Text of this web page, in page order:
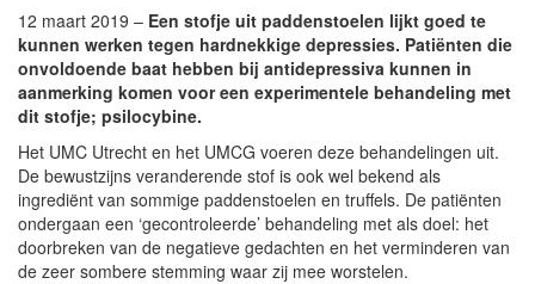
12 maart 2019 – Een stofje uit paddenstoelen lijkt goed te
kunnen werken tegen hardnekkige depressies. Patiënten die
onvoldoende baat hebben bij antidepressiva kunnen in
aanmerking komen voor een experimentele behandeling met
dit stofje; psilocybine.
Het UMC Utrecht en het UMCG voeren deze behandelingen uit.
De bewustzijns veranderende stof is ook wel bekend als
ingrediënt van sommige paddenstoelen en truffels. De patiënten
ondergaan een ‘gecontroleerde’ behandeling met als doel: het
doorbreken van de negatieve gedachten en het verminderen van
de zeer sombere stemming waar zij mee worstelen.